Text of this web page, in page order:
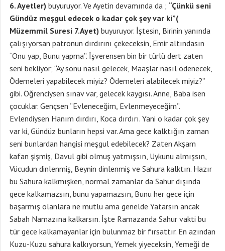
6. Ayetler) buyuruyor. Ve Ayetin devamında da ; “Çünkü seni
Gündüz meşgul edecek o kadar çok şey var ki”(
Müzemmil Suresi 7.Ayet) buyuruyor. İştesin, Birinin yanında
çalışıyorsan patronun dırdırını çekeceksin, Emir altındasın
“Onu yap, Bunu yapma”. İşverensen bin bir türlü dert zaten
seni bekliyor; “Ay sonu nasıl gelecek, Maaşlar nasıl ödenecek,
Ödemeleri yapabilecek miyiz? Ödemeleri alabilecek miyiz?”
gibi. Öğrenciysen sınav var, gelecek kaygısı. Anne, Baba isen
çocuklar. Gençsen “Evleneceğim, Evlenmeyeceğim”.
Evlendiysen Hanım dırdırı, Koca dırdırı. Yani o kadar çok şey
var ki, Gündüz bunların hepsi var. Ama gece kalktığın zaman
seni bunlardan hangisi meşgul edebilecek? Zaten Akşam
kafan şişmiş, Davul gibi olmuş yatmışsın, Uykunu almışsın,
Vücudun dinlenmiş, Beynin dinlenmiş ve Sahura kalktın. Hazır
bu Sahura kalkmışken, normal zamanlar da Sahur dışında
gece kalkamazsın, bunu yapamazsın, Bunu her gece için
başarmış olanlara ne mutlu ama genelde Yatarsın ancak
Sabah Namazına kalkarsın. İşte Ramazanda Sahur vakti bu
tür gece kalkamayanlar için bulunmaz bir fırsattır. En azından
Kuzu-Kuzu sahura kalkıyorsun, Yemek yiyeceksin, Yemeği de